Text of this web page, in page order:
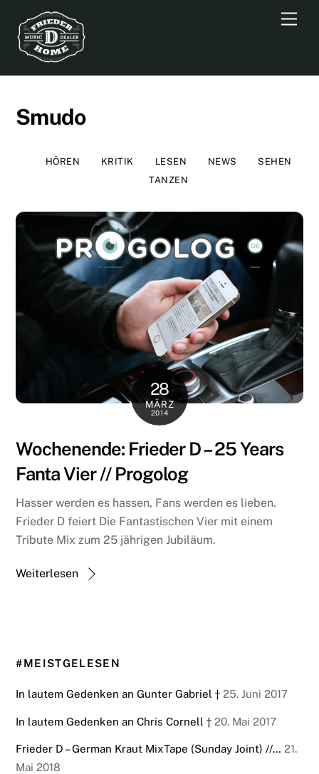
content
Smudo
HÖREN KRITIK LESEN NEWS
SEHEN
TANZEN
28
MÄRZ
2014
Wochenende: Frieder D – 25 Years
Fanta Vier // Progolog
Hasser werden es hassen, Fans werden es lieben.
Frieder D feiert Die Fantastischen Vier mit einem
Tribute Mix zum 25 jährigen Jubiläum.
Weiterlesen
#MEISTGELESEN
In lautem Gedenken an Gunter Gabriel † 25. Juni 2017
In lautem Gedenken an Chris Cornell † 20. Mai 2017
Frieder D – German Kraut MixTape (Sunday Joint) //… 21.
Mai 2018